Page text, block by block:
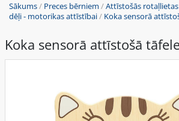
Sākums/ Preces bērniem /Attīstošās
dēļi - motorikas attīstībai/ Koka sensorā
Koka sensorā attīstošā